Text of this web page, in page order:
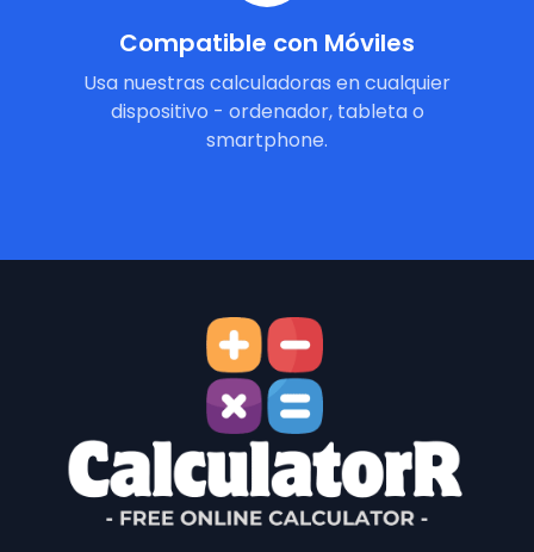
Compatible con Móviles
Usa nuestras calculadoras en cualquier
dispositivo - ordenador, tableta o
smartphone.